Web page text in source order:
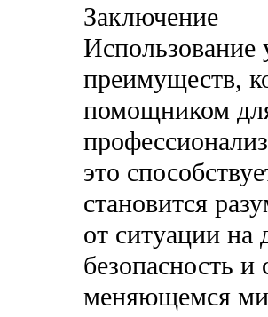
Заключение
Использование
преимуществ,
помощником
это
становится
от ситуации на
безопасность
меняющемся